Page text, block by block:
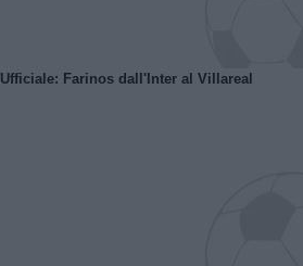
Ufficiale: Farinos dall'Inter al Villareal